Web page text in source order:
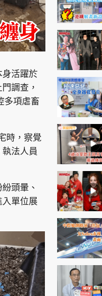
頭條日報 星島環球
© 東周網 版權所有 . 不得轉載
身活躍於
調查，
多項虐畜
時，察覺
法人員
頭暈、
單位展